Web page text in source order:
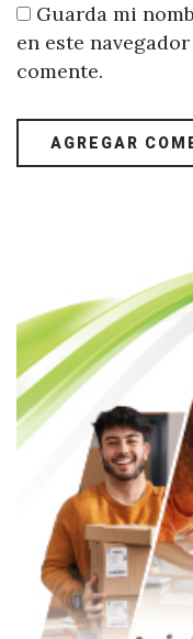
Guarda mi
en este
comente.